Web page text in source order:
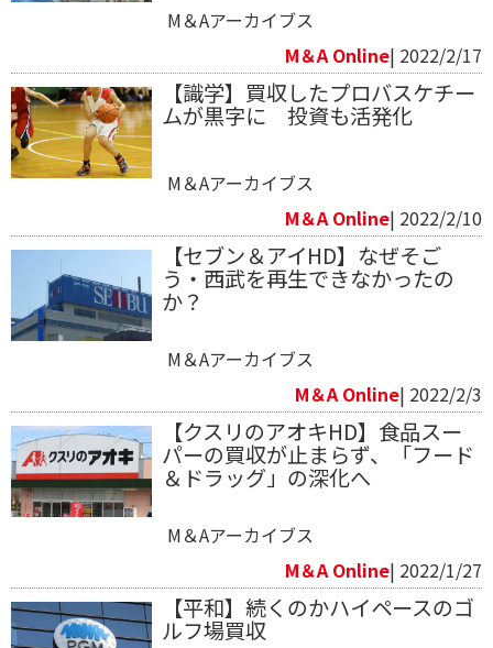
M＆Aアーカイブス
M＆A Online| 2022/2/17
【識学】買収したプロバスケチー
ムが黒字に 投資も活発化
M＆Aアーカイブス
M＆A Online| 2022/2/10
【セブン＆アイHD】なぜそご
う・西武を再生できなかったの
か？
M＆Aアーカイブス
M＆A Online| 2022/2/3
【クスリのアオキHD】食品スー
パーの買収が止まらず、「フード
＆ドラッグ」の深化へ
M＆Aアーカイブス
M＆A Online| 2022/1/27
【平和】続くのかハイペースのゴ
ルフ場買収